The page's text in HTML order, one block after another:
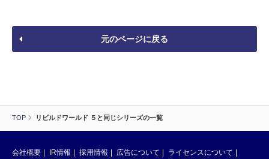
TOP リビルドワールド ５と同じシリーズの一覧
元のページに戻る
会社概要 IR情報 採用情報 広告について ライセンスについて